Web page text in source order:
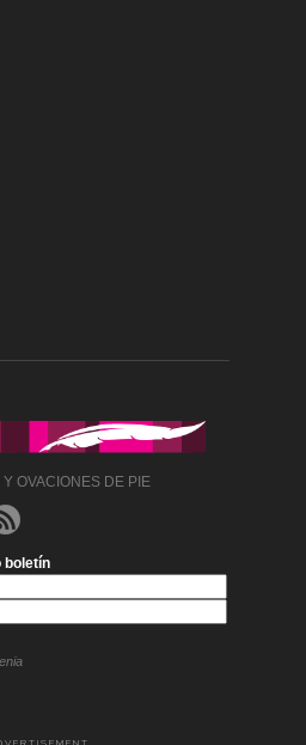
OVACIONES DE PIE
boletín